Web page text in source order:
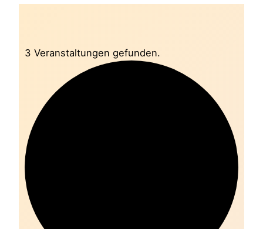
3 Veranstaltungen gefunden.